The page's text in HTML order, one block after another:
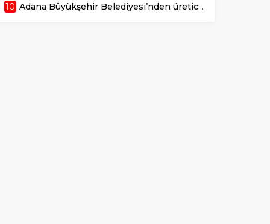
10 Adana Büyükşehir Belediyesi’nden üreticiye 168 adet süt sağım makinesi